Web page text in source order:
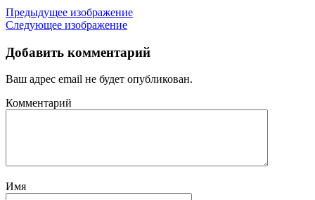
Предыдущее изображение
Следующее изображение
Добавить комментарий
Ваш адрес email не будет опубликован.
Комментарий
Имя